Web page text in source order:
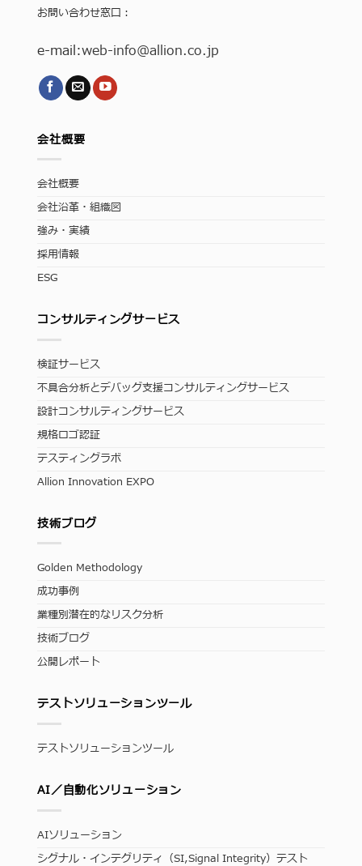
お問い合わせ窓口：
e-mail:web-info@allion.co.jp
会社概要
会社概要
会社沿革・組織図
強み・実績
採用情報
ESG
コンサルティングサービス
検証サービス
不具合分析とデバッグ支援コンサルティングサービス
設計コンサルティングサービス
規格ロゴ認証
テスティングラボ
Allion Innovation EXPO
技術ブログ
Golden Methodology
成功事例
業種別潜在的なリスク分析
技術ブログ
公開レポート
テストソリューションツール
テストソリューションツール
AI／自動化ソリューション
AIソリューション
シグナル・インテグリティ（SI,Signal Integrity）テスト